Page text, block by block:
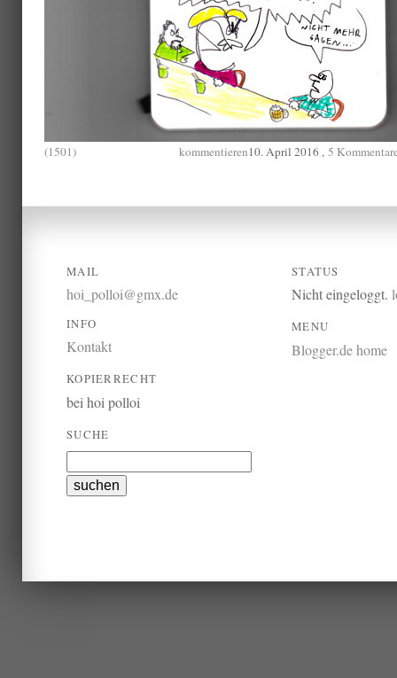
(1501) 5
10. April 2016 ,
kommentieren
MAIL
hoi_polloi@gmx.de
INFO
Kontakt
KOPIERRECHT
bei hoi polloi
SUCHE
STATUS
Nicht eingeloggt.
MENU
Blogger.de home